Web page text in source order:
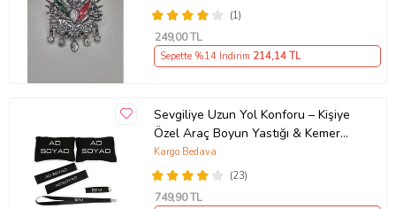
(1)
249,00 TL
Sepette %14 İndirim 214,14 TL
Sevgiliye Uzun Yol Konforu – Kişiye
Özel Araç Boyun Yastığı & Kemer
Pedi Hediye Seti
(23)
Kargo Bedava
749,90 TL